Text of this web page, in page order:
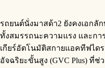
รถยนต์นั่งมาสด้า2 ยังคงเอกลั
ทั้งสมรรถนะความแรง และกา
เกียร์อัตโนมัติสกายแอคทีฟได
อัจฉริยะขั้นสูง (GVC Plus) ที่